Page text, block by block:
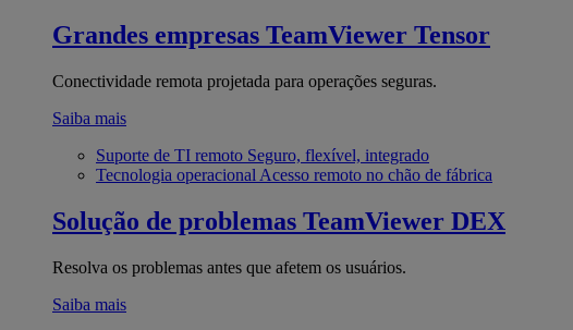
Grandes empresas TeamViewer Tensor
Conectividade remota projetada para operações seguras.
Saiba mais
Suporte de TI remoto Seguro, flexível, integrado
Tecnologia operacional Acesso remoto no chão de fábrica
Solução de problemas TeamViewer DEX
Resolva os problemas antes que afetem os usuários.
Saiba mais